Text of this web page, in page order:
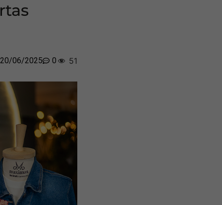
20/06/2025 0 51